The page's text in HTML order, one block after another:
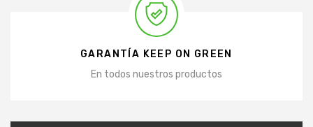
GARANTÍA KEEP ON GREEN
En todos nuestros productos